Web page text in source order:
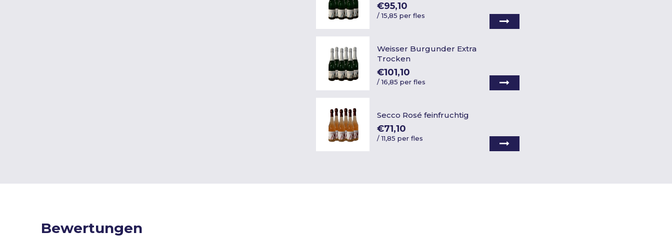
€95,10
/15,85 per fles
Weisser Burgunder Extra
Trocken
€101,10
/16,85 per fles
Secco Rosé feinfruchtig
€71,10
/11,85 per fles
Bewertungen